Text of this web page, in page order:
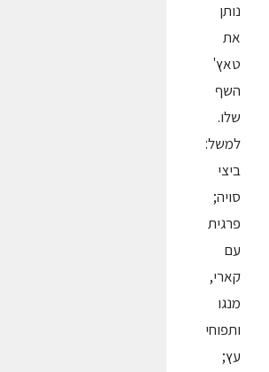
נותן
את
טאץ'
השף
שלו.
למשל:
ביצי
סויה;
פרגית
עם
קארי,
מנגו
ותפוחי
עץ;